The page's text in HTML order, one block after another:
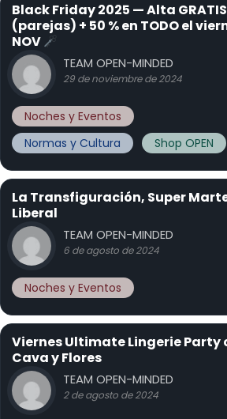
Black Friday 2025 — Alta GRATIS
(parejas) + 50 % en TODO el
NOV
TEAM OPEN-MINDED
29 de noviembre de 2024
Noches y Eventos
Normas y Cultura
Shop OPEN
La Transfiguración, Super
Liberal
TEAM OPEN-MINDED
6 de agosto de 2024
Noches y Eventos
Viernes Ultimate Lingerie Party
Cava y Flores
TEAM OPEN-MINDED
2 de agosto de 2024